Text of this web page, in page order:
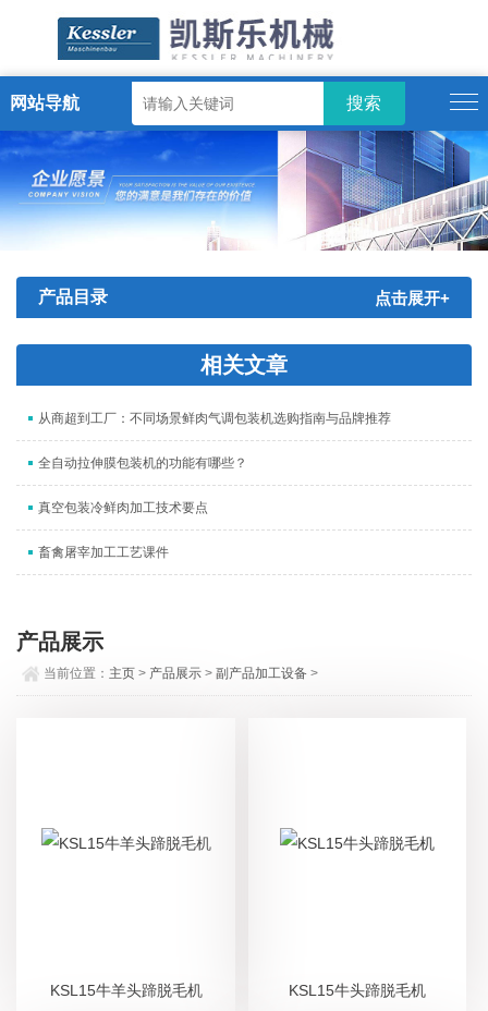
ENGLISH
网站导航
产品目录 点击展开+
相关文章
从商超到工厂：不同场景鲜肉气调包装机选购指南与品牌推荐
全自动拉伸膜包装机的功能有哪些？
真空包装冷鲜肉加工技术要点
畜禽屠宰加工工艺课件
产品展示
当前位置： 主页 > 产品展示 >副产品加工设备 >
KSL15牛羊头蹄脱毛机 KSL15牛头蹄脱毛机